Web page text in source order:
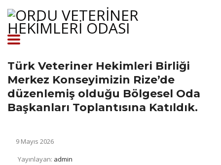
Türk Veteriner Hekimleri Birliği
Merkez Konseyimizin Rize’de
düzenlemiş olduğu Bölgesel Oda
Başkanları Toplantısına Katıldık.
9 Mayıs 2026
Yayınlayan: admin